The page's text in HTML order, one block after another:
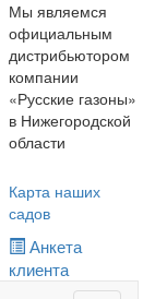
Мы являемся
официальным
дистрибьютором
компании
«Русские газоны»
в Нижегородской
области
Карта наших
садов
Анкета
клиента